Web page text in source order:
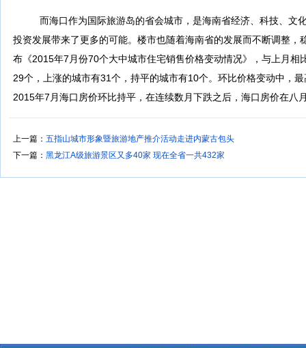
而海口作为国际旅游岛的省会城市，是海南省经济、科技、文
投资发展带来了更多的可能。楼市也随着海南省的发展而不断调整
布《2015年7月份70个大中城市住宅销售价格变动情况》，与上月相
29个，上涨的城市有31个，持平的城市有10个。环比价格变动中，
2015年7月海口房价环比持平，在连续数月下跌之后，海口房价在八
上一篇： 五指山城市形象暨旅游地产推介活动走进内蒙古包头
下一篇： 黑龙江A级旅游景区又多40家 现在全省一共432家